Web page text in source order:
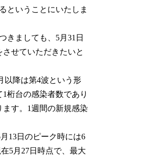
ということにいたしま
きましても、5月31日
せていただきたいと
以降は第4波という形
桁台の感染者数であり
す。1週間の新規感染
13日のピーク時には6
5月27日時点で、最大